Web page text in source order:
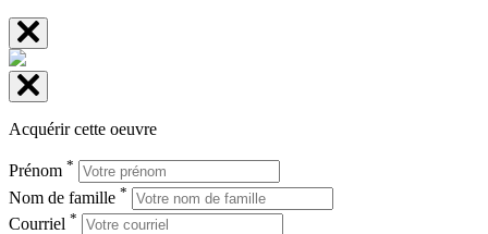
Acquérir cette oeuvre
Prénom *
Nom de famille *
Courriel *